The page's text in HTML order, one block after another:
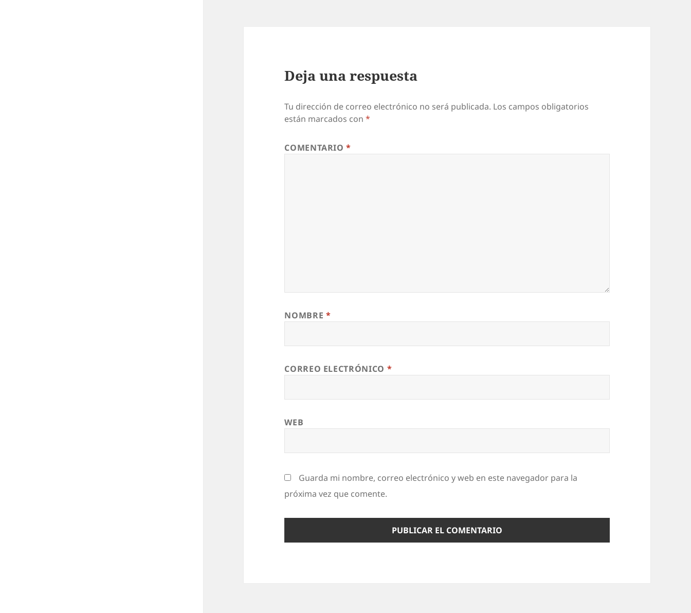
Deja una respuesta
Tu dirección de correo electrónico no será publicada. Los campos obligatorios
están marcados con*
COMENTARIO*
NOMBRE *
CORREO ELECTRÓNICO *
WEB
Guarda mi nombre, correo electrónico y web en este navegador para la
próxima vez que comente.